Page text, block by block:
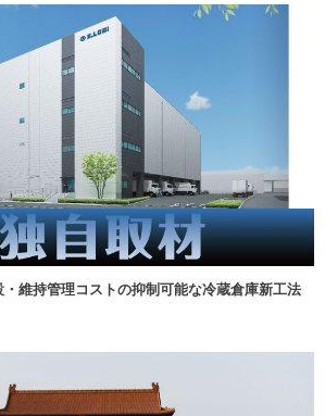
・維持管理コストの抑制可能な冷蔵倉庫新工法